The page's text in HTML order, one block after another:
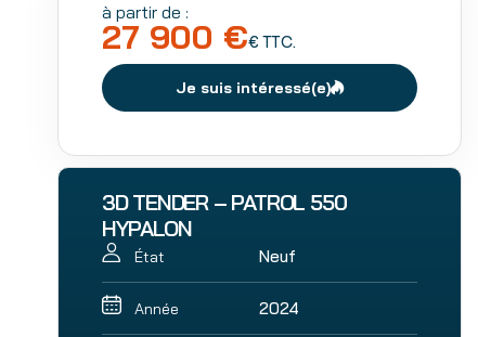
à partir de :
27 900 €€ TTC.
Je suis intéressé(e)
3D TENDER – PATROL 550
HYPALON
État Neuf
Année 2024